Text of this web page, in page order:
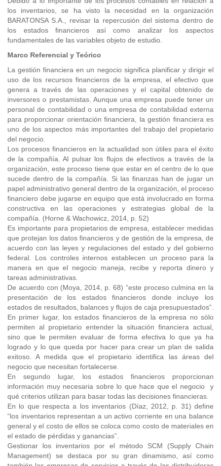
los inventarios, se ha visto la necesidad en la organización
BARATONSA S.A., revisar la repercusión del sistema dentro de
los estados financieros así como analizar los aspectos
fundamentales de las variables objeto de estudio.
Marco Referencial y Teórico
La gestión financiera en un negocio significa planificar y dirigir el
uso de los recursos financieros de la empresa, el efectivo que
genera a través de las operaciones y el capital obtenido de
inversores o prestamistas. Aunque una empresa puede tener un
personal de contabilidad o una empresa de contabilidad externa
para proporcionar orientación financiera, la gestión financiera es
uno de los aspectos más importantes del trabajo del propietario
del negocio.
Los procesos financieros en la actualidad son útiles para el éxito
de la compañía. Al pulsar los flujos de efectivos a través de la
organización, este proceso tiene que estar en el centro de lo que
sucede dentro de la compañía. Si las finanzas han de jugar un
papel administrativo general dentro de la organización, el proceso
financiero debe jugarse en equipo que está involucrado en forma
constructiva en las operaciones y estrategias global de la
compañía. (Horne & Wachowicz, 2014, p. 52)
Es importante para propietarios de empresa, establecer medidas
que protejan los datos financieros y de gestión de la empresa, de
acuerdo con las leyes y regulaciones del estado y del gobierno
federal. Los controles internos establecen un proceso para la
manera en que el negocio maneja, recibe y reporta dinero y
tareas administrativas.
De acuerdo con (Moya, 2014, p. 68) “este proceso culmina en la
presentación de los estados financieros donde incluye los
estados de resultados, balances y flujos de caja presupuestados”.
En primer lugar, los estados financieros de la empresa no sólo
permiten al propietario entender la situación financiera actual,
sino que le permiten evaluar de forma efectiva lo que ya ha
logrado y lo que queda por hacer para crear un plan de salida
exitoso. A medida que el propietario identifica las áreas del
negocio que necesitan fortalecerse.
En segundo lugar, los estados financieros proporcionan
información muy necesaria sobre lo que hace que el negocio y
qué criterios utilizan para basar todas las decisiones financieras.
En lo que respecta a los inventarios (Díaz, 2012, p. 31) define
“los inventarios representan a un activo corriente en una balance
general y el costo de ellos se coloca como costo de materiales en
el estado de pérdidas y ganancias”.
Gestionar los inventarios por el método SCM (Supply Chain
Management) se destaca por su gran dinamismo, así como